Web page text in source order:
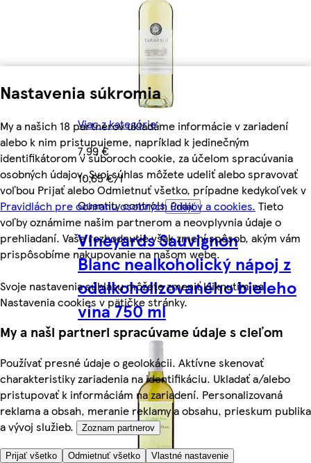
Nastavenia súkromia
My a našich 18 partnerov ukladáme informácie v zariadení
alebo k nim pristupujeme, napríklad k jedinečným
identifikátorom v súboroch cookie, za účelom spracúvania
osobných údajov. Svoj súhlas môžete udeliť alebo spravovať
voľbou Prijať alebo Odmietnuť všetko, prípadne kedykoľvek v
Pravidlách pre ochranu osobných údajov a cookies. Tieto
voľby oznámime našim partnerom a neovplyvnia údaje o
prehliadaní. Vaše rozhodnutie však zmení spôsob, akým vám
prispôsobíme nakupovanie na našom webe.
Svoje nastavenia súhlasu môžete zmeniť kliknutím na
Nastavenia cookies v pätičke stránky.
My a naši partneri spracúvame údaje s cieľom
Používať presné údaje o geolokácii. Aktívne skenovať
charakteristiky zariadenia na identifikáciu. Ukladať a/alebo
pristupovať k informáciám na zariadení. Personalizovaná
reklama a obsah, meranie reklamy a obsahu, prieskum publika
a vývoj služieb.
Zoznam partnerov
Prijať všetko Odmietnuť všetko Vlastné nastavenie
Viac z kategórie
7,99 €
10,65 €/l
Quantity controls Pridať
Vineyards Sauvignon
Blanc nealkoholický nápoj z
odalkoholizovaného bieleho
vína 750 ml